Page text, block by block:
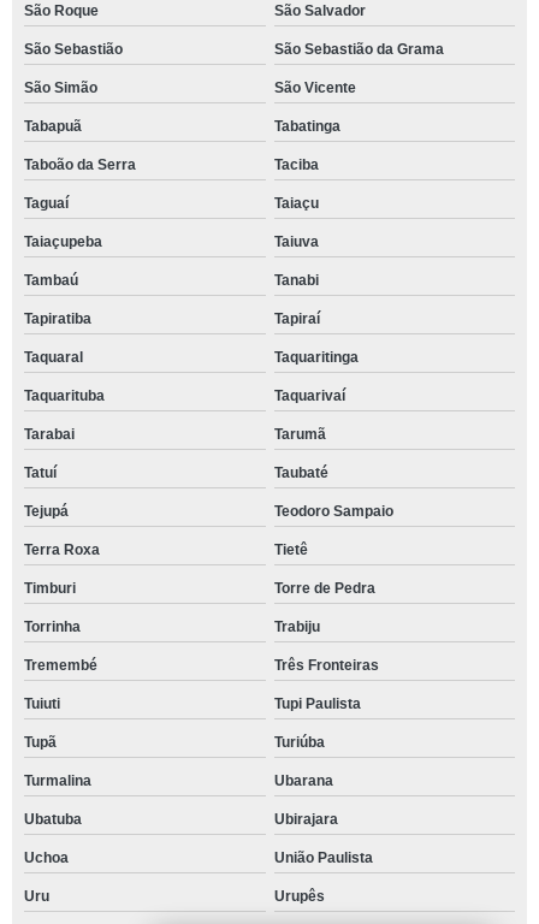
São Roque São Salvador
São Sebastião São Sebastião da Grama
São Simão São Vicente
Tabapuã Tabatinga
Taboão da Serra Taciba
Taguaí Taiaçu
Taiaçupeba Taiuva
Tambaú Tanabi
Tapiratiba Tapiraí
Taquaral Taquaritinga
Taquarituba Taquarivaí
Tarabai Tarumã
Tatuí Taubaté
Tejupá Teodoro Sampaio
Terra Roxa Tietê
Timburi Torre de Pedra
Torrinha Trabiju
Tremembé Três Fronteiras
Tuiuti Tupi Paulista
Tupã Turiúba
Turmalina Ubarana
Ubatuba Ubirajara
Uchoa União Paulista
Uru Urupês